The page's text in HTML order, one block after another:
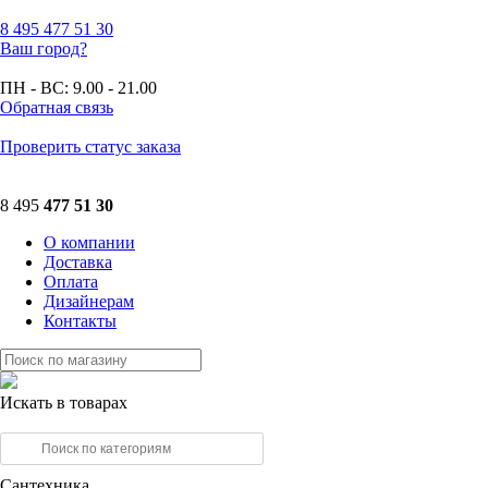
8 495 477 51 30
Ваш город?
ПН - ВС: 9.00 - 21.00
Обратная связь
Проверить статус заказа
8 495 477 51 30
О компании
Доставка
Оплата
Дизайнерам
Контакты
Искать в товарах